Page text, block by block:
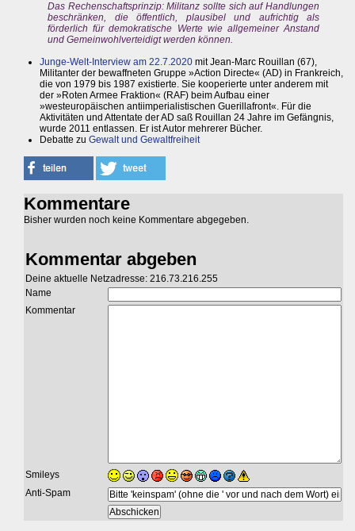
Das Rechenschaftsprinzip: Militanz sollte sich auf Handlungen
beschränken, die öffentlich, plausibel und aufrichtig als
förderlich für demokratische Werte wie allgemeiner Anstand
und Gemeinwohlverteidigt werden können.
Junge-Welt-Interview am 22.7.2020 mit Jean-Marc Rouillan (67),
Militanter der bewaffneten Gruppe »Action Directe« (AD) in Frankreich,
die von 1979 bis 1987 existierte. Sie kooperierte unter anderem mit
der »Roten Armee Fraktion« (RAF) beim Aufbau einer
»westeuropäischen antiimperialistischen Guerillafront«. Für die
Aktivitäten und Attentate der AD saß Rouillan 24 Jahre im Gefängnis,
wurde 2011 entlassen. Er ist Autor mehrerer Bücher.
Debatte zu Gewalt und Gewaltfreiheit
Kommentare
Bisher wurden noch keine Kommentare abgegeben.
Kommentar abgeben
Deine aktuelle Netzadresse: 216.73.216.255
Name
Kommentar
Smileys
Anti-Spam